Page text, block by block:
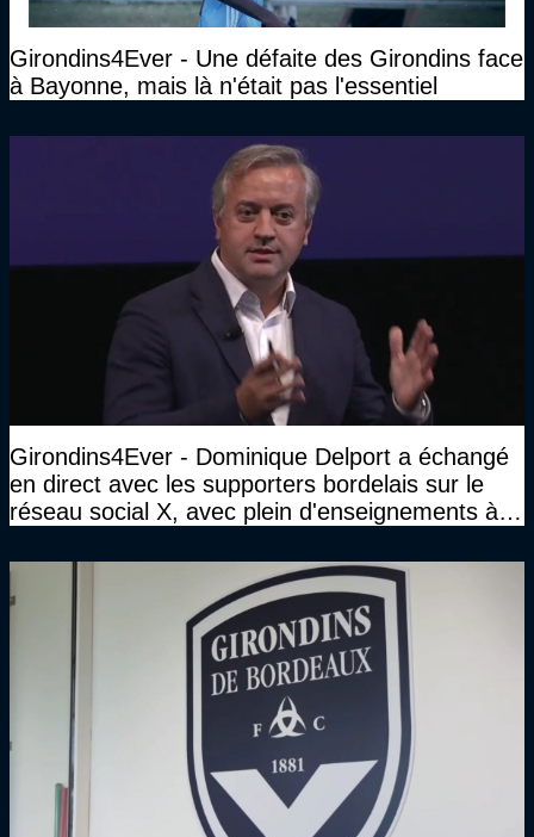
Girondins4Ever - Une défaite des Girondins face
à Bayonne, mais là n'était pas l'essentiel
Girondins4Ever - Dominique Delport a échangé
en direct avec les supporters bordelais sur le
réseau social X, avec plein d'enseignements à la